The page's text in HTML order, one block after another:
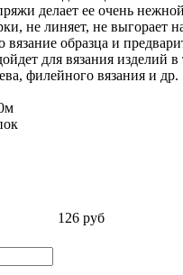
делает ее очень
не линяет, не выгорает
вязание образца и
для вязания изделий в
филейного вязания и др.
126 руб